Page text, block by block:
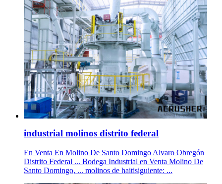
industrial molinos distrito federal
En Venta En Molino De Santo Domingo Alvaro Obregón
Distrito Federal ... Bodega Industrial en Venta Molino De
Santo Domingo, ... molinos de haitisiguiente: ...